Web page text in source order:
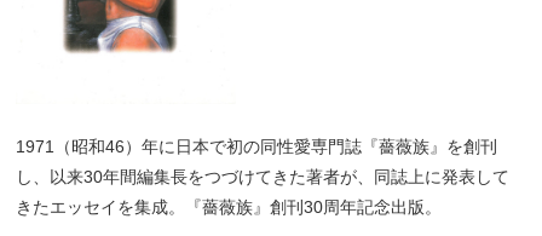
1971（昭和46）年に日本で初の同性愛専門誌『薔薇族』を創刊
し、以来30年間編集長をつづけてきた著者が、同誌上に発表して
きたエッセイを集成。『薔薇族』創刊30周年記念出版。